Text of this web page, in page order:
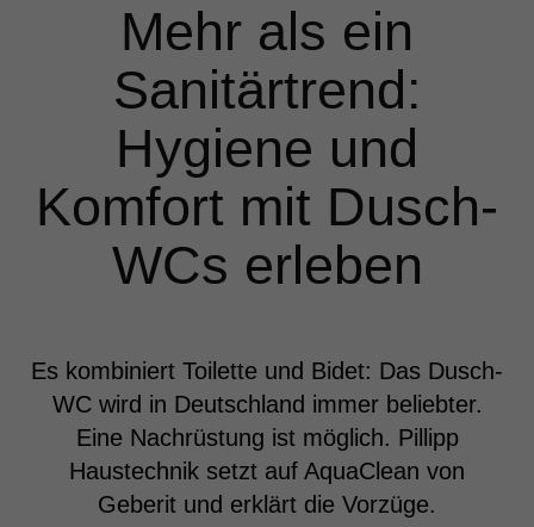
Mehr als ein
Sanitärtrend:
Hygiene und
Komfort mit Dusch-
WCs erleben
Es kombiniert Toilette und Bidet: Das Dusch-
WC wird in Deutschland immer beliebter.
Eine Nachrüstung ist möglich. Pillipp
Haustechnik setzt auf AquaClean von
Geberit und erklärt die Vorzüge.